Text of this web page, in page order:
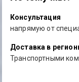
Консультация
напрямую от
Доставка в
Транспортными